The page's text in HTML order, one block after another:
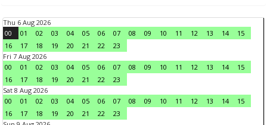
Thu 6 Aug 2026
00
01 02 03 04 05 06 07 08 09 10 11 12 13 14
15
16
17 18 19 20 21 22
23
Fri 7 Aug 2026
00
01 02 03 04 05 06 07 08 09 10 11 12 13 14
15
16
17 18 19 20 21 22
23
Sat 8 Aug 2026
00
01 02 03 04 05 06 07 08 09 10 11 12 13 14
15
16
17 18 19 20 21 22
23